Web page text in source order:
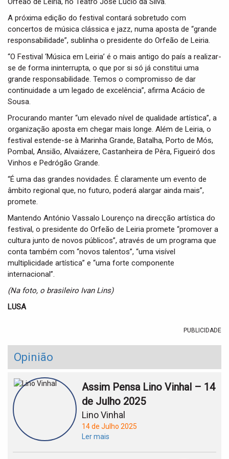
A próxima edição do festival contará sobretudo com
concertos de música clássica e jazz, numa aposta de “grande
responsabilidade”, sublinha o presidente do Orfeão de Leiria.
“O Festival ‘Música em Leiria’ é o mais antigo do país a realizar-
se de forma ininterrupta, o que por si só já constitui uma
grande responsabilidade. Temos o compromisso de dar
continuidade a um legado de excelência”, afirma Acácio de
Sousa.
Procurando manter “um elevado nível de qualidade artística”, a
organização aposta em chegar mais longe. Além de Leiria, o
festival estende-se à Marinha Grande, Batalha, Porto de Mós,
Pombal, Ansião, Alvaiázere, Castanheira de Pêra, Figueiró dos
Vinhos e Pedrógão Grande.
“É uma das grandes novidades. É claramente um evento de
âmbito regional que, no futuro, poderá alargar ainda mais”,
promete.
Mantendo António Vassalo Lourenço na direcção artística do
festival, o presidente do Orfeão de Leiria promete “promover a
cultura junto de novos públicos”, através de um programa que
conta também com “novos talentos”, “uma visível
multiplicidade artística” e “uma forte componente
internacional”.
(Na foto, o brasileiro Ivan Lins)
LUSA
PUBLICIDADE
Opinião
Assim Pensa Lino Vinhal – 14
de Julho 2025
Lino Vinhal
14 de Julho 2025
Ler mais